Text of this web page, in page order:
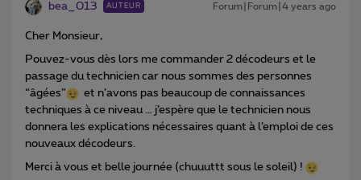
bea_013 AUTEUR Forum|Forum|4 years ago
Cher Monsieur,
Pouvez-vous dès lors me commander 2 décodeurs et le
passage du technicien car nous sommes des personnes
“âgées”
et n’avons pas beaucoup de connaissances
techniques à ce niveau … j’espère que le technicien nous
donnera les explications nécessaires quant à l’emploi de ces
nouveaux décodeurs.
Merci à vous et belle journée (chuuuttt sous le soleil) !